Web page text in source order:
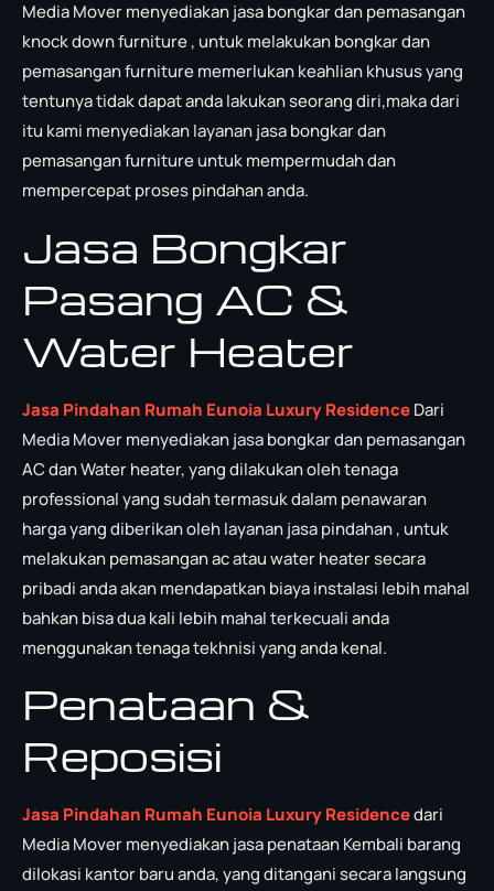
Media Mover menyediakan jasa bongkar dan pemasangan
knock down furniture , untuk melakukan bongkar dan
pemasangan furniture memerlukan keahlian khusus yang
tentunya tidak dapat anda lakukan seorang diri,maka dari
itu kami menyediakan layanan jasa bongkar dan
pemasangan furniture untuk mempermudah dan
mempercepat proses pindahan anda.
Jasa Bongkar
Pasang AC &
Water Heater
Jasa Pindahan Rumah Eunoia Luxury ResidenceDari
Media Mover menyediakan jasa bongkar dan pemasangan
AC dan Water heater, yang dilakukan oleh tenaga
professional yang sudah termasuk dalam penawaran
harga yang diberikan oleh layanan jasa pindahan , untuk
melakukan pemasangan ac atau water heater secara
pribadi anda akan mendapatkan biaya instalasi lebih mahal
bahkan bisa dua kali lebih mahal terkecuali anda
menggunakan tenaga tekhnisi yang anda kenal.
Penataan &
Reposisi
Jasa Pindahan Rumah Eunoia Luxury Residencedari
Media Mover menyediakan jasa penataan Kembali barang
dilokasi kantor baru anda, yang ditangani secara langsung